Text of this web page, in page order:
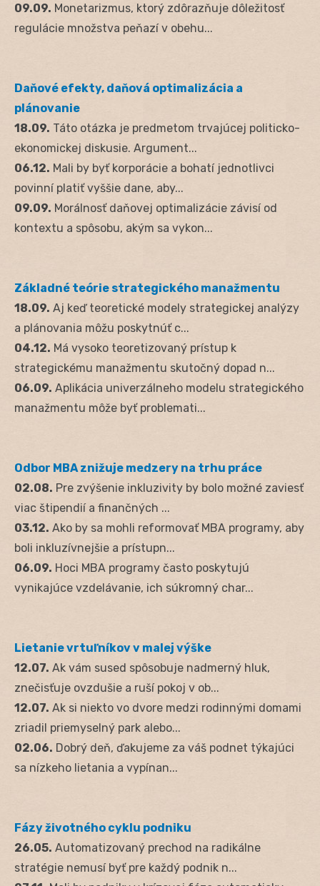
09.09. Monetarizmus, ktorý zdôrazňuje dôležitosť
regulácie množstva peňazí v obehu...
Daňové efekty, daňová optimalizácia a
plánovanie
18.09. Táto otázka je predmetom trvajúcej politicko-
ekonomickej diskusie. Argument...
06.12. Mali by byť korporácie a bohatí jednotlivci
povinní platiť vyššie dane, aby...
09.09. Morálnosť daňovej optimalizácie závisí od
kontextu a spôsobu, akým sa vykon...
Základné teórie strategického manažmentu
18.09. Aj keď teoretické modely strategickej analýzy
a plánovania môžu poskytnúť c...
04.12. Má vysoko teoretizovaný prístup k
strategickému manažmentu skutočný dopad n...
06.09. Aplikácia univerzálneho modelu strategického
manažmentu môže byť problemati...
Odbor MBA znižuje medzery na trhu práce
02.08. Pre zvýšenie inkluzivity by bolo možné zaviesť
viac štipendií a finančných ...
03.12. Ako by sa mohli reformovať MBA programy, aby
boli inkluzívnejšie a prístupn...
06.09. Hoci MBA programy často poskytujú
vynikajúce vzdelávanie, ich súkromný char...
Lietanie vrtuľníkov v malej výške
12.07. Ak vám sused spôsobuje nadmerný hluk,
znečisťuje ovzdušie a ruší pokoj v ob...
12.07. Ak si niekto vo dvore medzi rodinnými domami
zriadil priemyselný park alebo...
02.06. Dobrý deň, ďakujeme za váš podnet týkajúci
sa nízkeho lietania a vypínan...
Fázy životného cyklu podniku
26.05. Automatizovaný prechod na radikálne
stratégie nemusí byť pre každý podnik n...